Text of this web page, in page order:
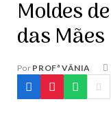
Moldes
das Mães
Por PROFª VÂNIA